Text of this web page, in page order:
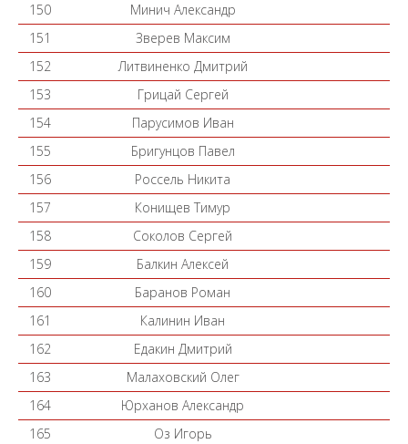
150
Минич Александр
151
Зверев Максим
152
Литвиненко Дмитрий
153
Грицай Сергей
154
Парусимов Иван
155
Бригунцов Павел
156
Россель Никита
157
Конищев Тимур
158
Соколов Сергей
159
Балкин Алексей
160
Баранов Роман
161
Калинин Иван
162
Едакин Дмитрий
163
Малаховский Олег
164
Юрханов Александр
165
Оз Игорь